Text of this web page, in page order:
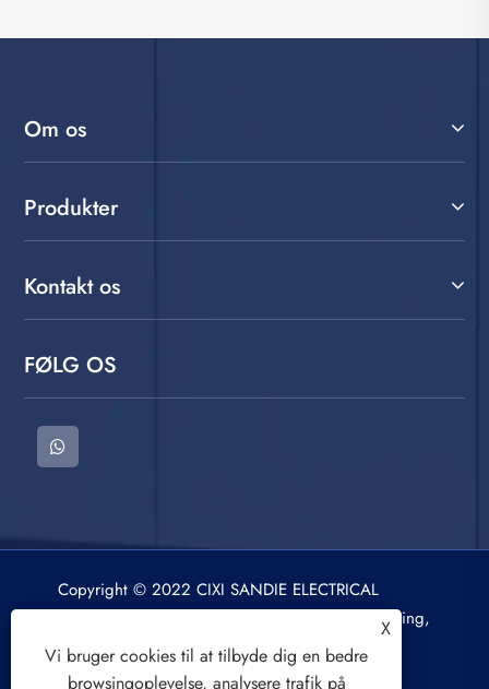
Om os
Produkter
Kontakt os
FØLG OS
Copyright © 2022 CIXI SANDIE ELECTRICAL
APPLIANCE CO.,LTD. Vaskemaskine, centrifugering,
luftkøler. Alle rettigheder forbeholdes.
X
Vi bruger cookies til at tilbyde dig en bedre
browsingoplevelse, analysere trafik på